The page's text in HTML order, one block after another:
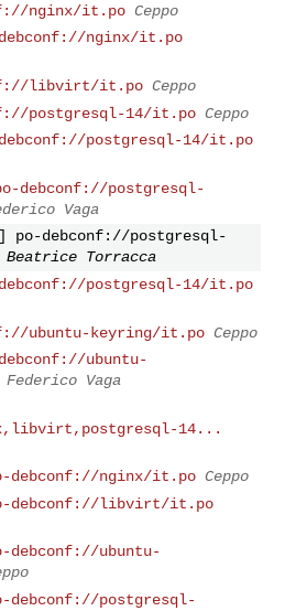
nginx/it.po Ceppo
debconf://nginx/it.po
libvirt/it.po Ceppo
postgresql-14/it.po Ceppo
debconf://postgresql-14/it.po
debconf://postgresql-
Vaga
po-debconf://postgresql-
Beatrice Torracca
debconf://postgresql-14/it.po
ubuntu-keyring/it.po Ceppo
ubuntu-
Federico Vaga
14...
debconf://nginx/it.po Ceppo
po-debconf://libvirt/it.po
debconf://ubuntu-
debconf://postgresql-